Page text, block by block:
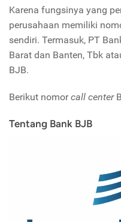
Karena fungsinya yang
perusahaan memiliki
sendiri. Termasuk, PT
Barat dan Banten, Tbk
BJB.
Berikut nomorcall center
Tentang Bank BJB